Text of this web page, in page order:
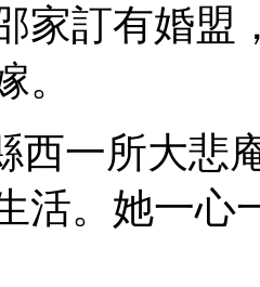
家訂有婚盟
。
西一所大悲
活。她一心